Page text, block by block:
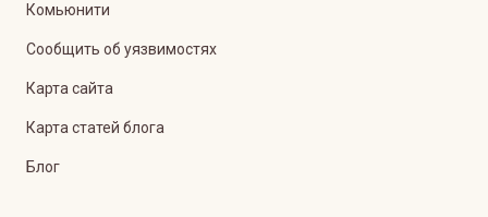
Комьюнити
Сообщить об уязвимостях
Карта сайта
Карта статей блога
Блог